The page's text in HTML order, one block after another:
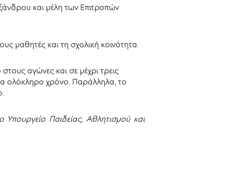
και μέλη των Επιτροπών
μαθητές και τη σχολική κοινότητα.
αγώνες και σε μέχρι τρεις
ολόκληρο χρόνο. Παράλληλα, το
Παιδείας, Αθλητισμού και